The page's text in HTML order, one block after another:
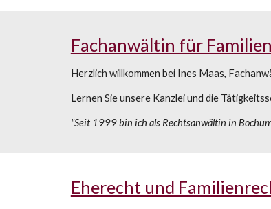
Fachanwältin für
Herzlich willkommen bei Ines Maas,
Lernen Sie unsere Kanzlei und die
"Seit 1999 bin ich als Rechtsanwältin in
Eherecht und